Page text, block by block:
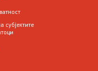
субјектите